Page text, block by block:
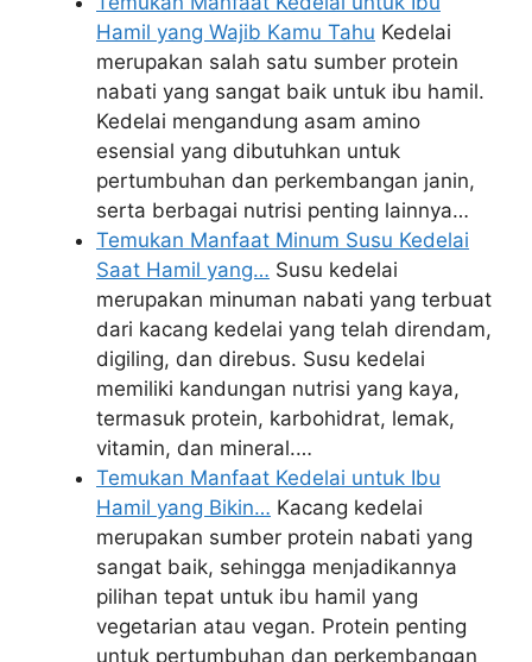
Hamil yang Wajib Kamu Tahu Kedelai
merupakan salah satu sumber protein
nabati yang sangat baik untuk ibu hamil.
Kedelai mengandung asam amino
esensial yang dibutuhkan untuk
pertumbuhan dan perkembangan janin,
serta berbagai nutrisi penting lainnya…
Temukan Manfaat Minum Susu Kedelai
Saat Hamil yang… Susu kedelai
merupakan minuman nabati yang terbuat
dari kacang kedelai yang telah direndam,
digiling, dan direbus. Susu kedelai
memiliki kandungan nutrisi yang kaya,
termasuk protein, karbohidrat, lemak,
vitamin, dan mineral.…
Temukan Manfaat Kedelai untuk Ibu
Hamil yang Bikin… Kacang kedelai
merupakan sumber protein nabati yang
sangat baik, sehingga menjadikannya
pilihan tepat untuk ibu hamil yang
vegetarian atau vegan. Protein penting
untuk pertumbuhan dan perkembangan